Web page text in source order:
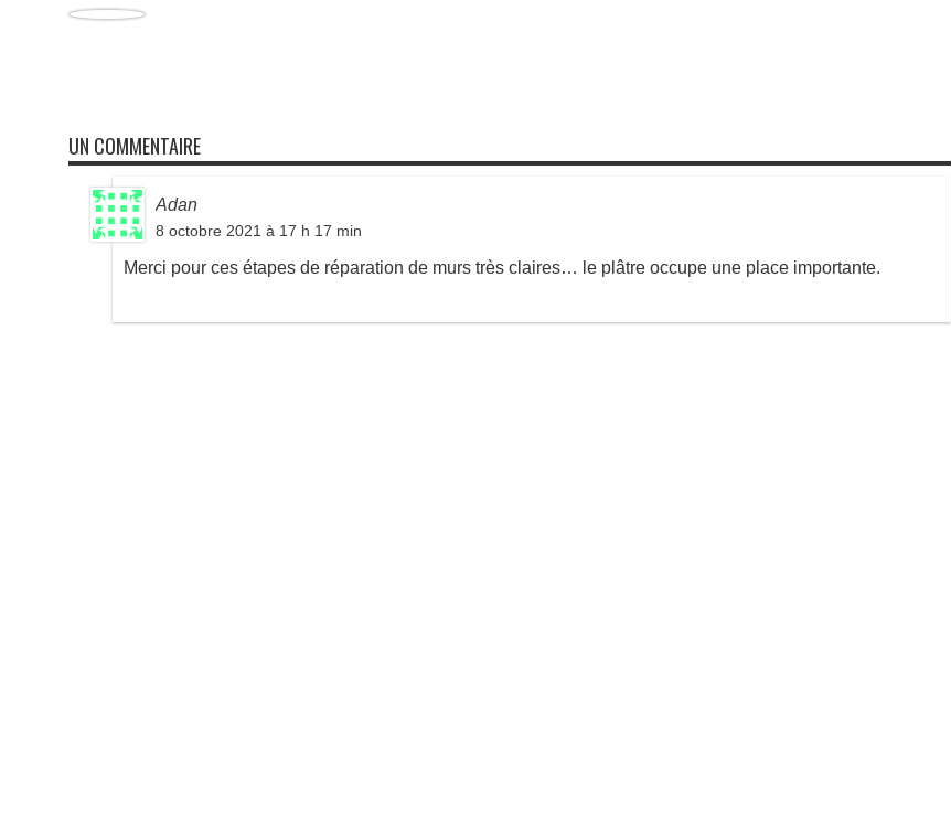
UN COMMENTAIRE
Adan
8 octobre 2021 à 17 h 17 min
Merci pour ces étapes de réparation de murs très claires… le plâtre occupe une place importante.